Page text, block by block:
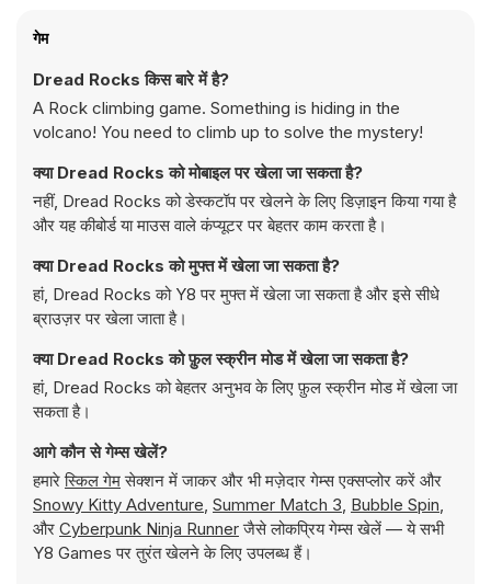
गेम
Dread Rocks किस बारे में है?
A Rock climbing game. Something is hiding in the
volcano! You need to climb up to solve the mystery!
क्या Dread Rocks को मोबाइल पर खेला जा सकता है?
नहीं, Dread Rocks को डेस्कटॉप पर खेलने के लिए डिज़ाइन किया गया है
और यह कीबोर्ड या माउस वाले कंप्यूटर पर बेहतर काम करता है।
क्या Dread Rocks को मुफ्त में खेला जा सकता है?
हां, Dread Rocks को Y8 पर मुफ्त में खेला जा सकता है और इसे सीधे
ब्राउज़र पर खेला जाता है।
क्या Dread Rocks को फ़ुल स्क्रीन मोड में खेला जा सकता है?
हां, Dread Rocks को बेहतर अनुभव के लिए फ़ुल स्क्रीन मोड में खेला जा
सकता है।
आगे कौन से गेम्स खेलें?
हमारेस्किल गेमसेक्शन में जाकर और भी मज़ेदार गेम्स एक्सप्लोर करें और
Snowy Kitty Adventure, Summer Match 3, Bubble Spin,
और Cyberpunk Ninja Runnerजैसे लोकप्रिय गेम्स खेलें — ये सभी
Y8 Games पर तुरंत खेलने के लिए उपलब्ध हैं।